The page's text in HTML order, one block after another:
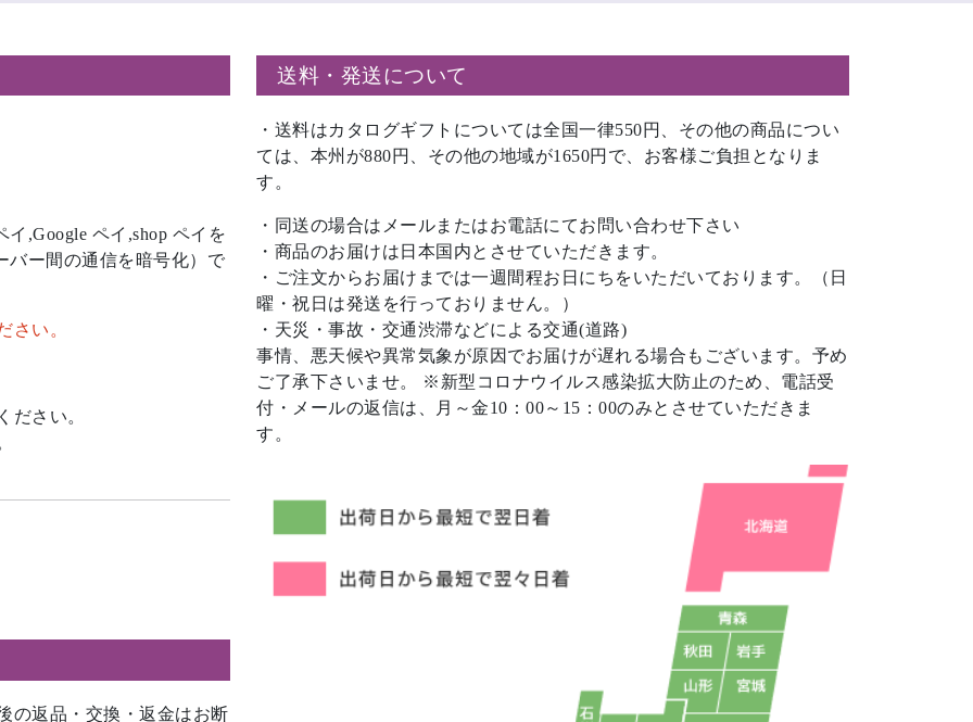
イ,Google ペイ,shop ペイを
バー間の通信を暗号化）で
さい。
ださい。
の返品・交換・返金はお断
送料・発送について
・送料はカタログギフトについては全国一律550円、その他の商品につい
ては、本州が880円、その他の地域が1650円で、お客様ご負担となりま
す。
・同送の場合はメールまたはお電話にてお問い合わせ下さい
・商品のお届けは日本国内とさせていただきます。
・ご注文からお届けまでは一週間程お日にちをいただいております。（日
曜・祝日は発送を行っておりません。）
・天災・事故・交通渋滞などによる交通(道路)
事情、悪天候や異常気象が原因でお届けが遅れる場合もございます。予め
ご了承下さいませ。 ※新型コロナウイルス感染拡大防止のため、電話受
付・メールの返信は、月～金10：00～15：00のみとさせていただきま
す。